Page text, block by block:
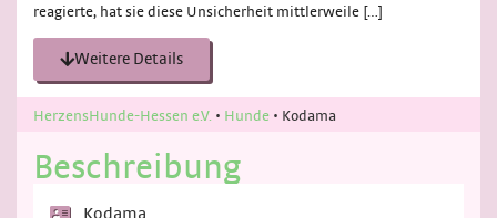
reagierte, hat sie diese Unsicherheit mittlerweile […]
Weitere Details
HerzensHunde-Hessen e.V. • Hunde • Kodama
Beschreibung
Kodama